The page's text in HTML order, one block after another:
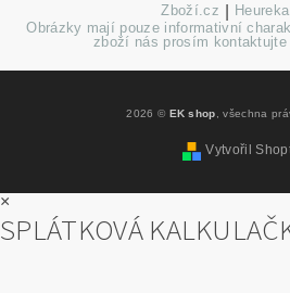
Zboží.cz
Obrázky mají pouze informativní
zboží nás prosím kontaktujte
2026 © EK shop , všechna
Vytvořil
×
SPLÁTKOVÁ